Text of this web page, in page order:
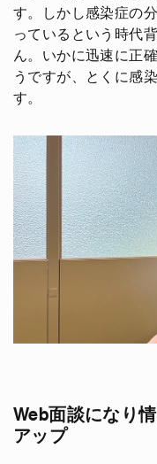
す。しかし感染症の
っているという時代
ん。いかに迅速に正
うですが、とくに感
す。
Web面談になり
アップ